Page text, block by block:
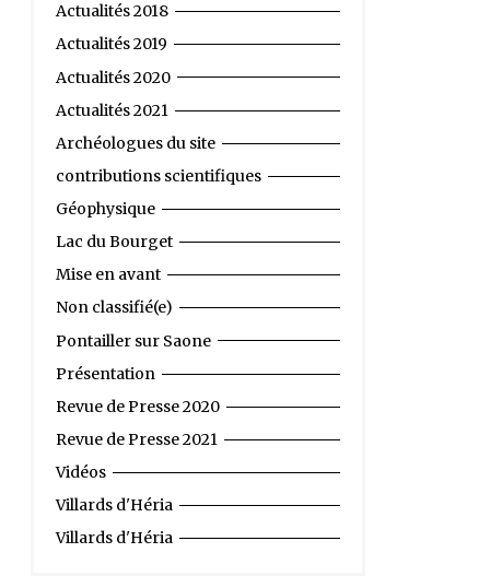
Actualités 2018
Actualités 2019
Actualités 2020
Actualités 2021
Archéologues du site
contributions scientifiques
Géophysique
Lac du Bourget
Mise en avant
Non classifié(e)
Pontailler sur Saone
Présentation
Revue de Presse 2020
Revue de Presse 2021
Vidéos
Villards d'Héria
Villards d'Héria